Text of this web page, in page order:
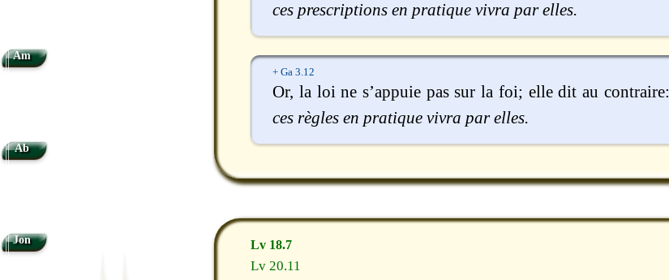
ces prescriptions en pratique vivra par elles.
+ Ga 3.12
Or, la loi ne s’appuie pas sur la foi; elle dit au contraire:
ces règles en pratique vivra par elles.
Lv 18.7
Lv 20.11
Am
Ab
Jon